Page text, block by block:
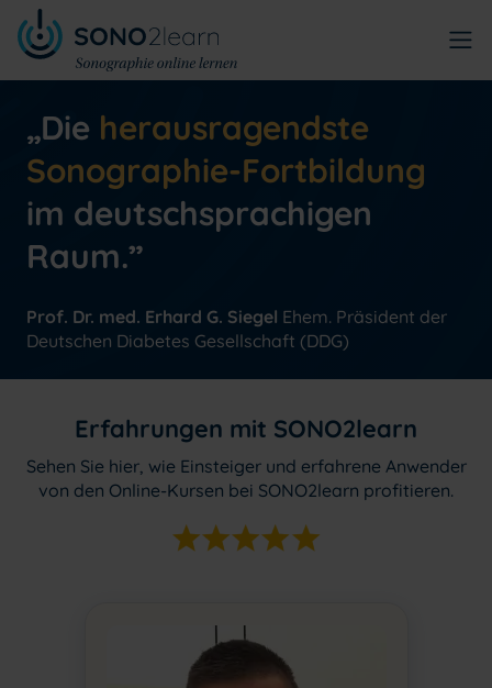
„Die herausragendste
Sonographie-Fortbildung
im deutschsprachigen
Raum.”
Prof. Dr. med. Erhard G. Siegel Ehem. Präsident der
Deutschen Diabetes Gesellschaft (DDG)
Erfahrungen mit SONO2learn
Sehen Sie hier, wie Einsteiger und erfahrene Anwender
von den Online-Kursen bei SONO2learn profitieren.